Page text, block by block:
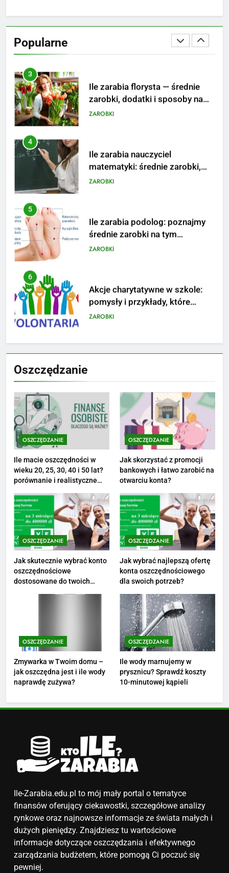
Popularne
poznaj średnie zarobki na tym
3
Ile zarabia florysta — średnie
zarobki, dodatki i sposoby na
podwyżkę
ZAROBKI
4
Ile zarabia nauczyciel
matematyki: średnie zarobki,
dodatki i perspektywy
ZAROBKI
5
Ile zarabia podolog: poznajmy
średnie zarobki na tym
stanowisku
ZAROBKI
6
Akcje charytatywne w szkole:
pomysły i przykłady, które
zainspirują
ZAROBKI
7
budżet
8
Netflix tagger — czym jest,
opinie i zarobki
PRACA
1
Ile zarabia striptizer: poznaj
aktualne stawki męskiego
striptizera
ZAROBKI
2
Ile zarabia psycholog szkolny:
poznaj średnie zarobki na tym
stanowisku
ZAROBKI
Ile zarabia florysta — średnie
zarobki, dodatki i sposoby na
podwyżkę
ZAROBKI
4
matematyki: średnie zarobki,
Ile zarabia podolog: poznajmy
średnie zarobki na tym
ZAROBKI
6
Akcje charytatywne w szkole:
pomysły i przykłady, które
zainspirują
ZAROBKI
Oszczędzanie
OSZCZĘDZANIE
Ile macie oszczędności w
wieku 20, 25, 30, 40 i 50 lat?
porównanie i realistyczne
OSZCZĘDZANIE
Jak skorzystać z promocji
bankowych i łatwo zarobić na
otwarciu konta?
OSZCZĘDZANIE
Jak skutecznie wybrać konto
oszczędnościowe
dostosowane do twoich
OSZCZĘDZANIE
Jak wybrać najlepszą ofertę
konta oszczędnościowego
dla swoich potrzeb?
OSZCZĘDZANIE
Zmywarka w Twoim domu –
jak oszczędna jest i ile wody
naprawdę zużywa?
OSZCZĘDZANIE
Ile wody marnujemy w
prysznicu? Sprawdź koszty
10-minutowej kąpieli
Ile-Zarabia.edu.pl to mój mały portal o tematyce
finansów oferujący ciekawostki, szczegółowe analizy
rynkowe oraz najnowsze informacje ze świata małych i
dużych pieniędzy. Znajdziesz tu wartościowe
informacje dotyczące oszczędzania i efektywnego
zarządzania budżetem, które pomogą Ci poczuć się
pewniej.